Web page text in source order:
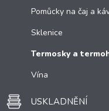
Pomůcky na čaj a
Sklenice
Termosky a
Vína
USKLADNĚNÍ